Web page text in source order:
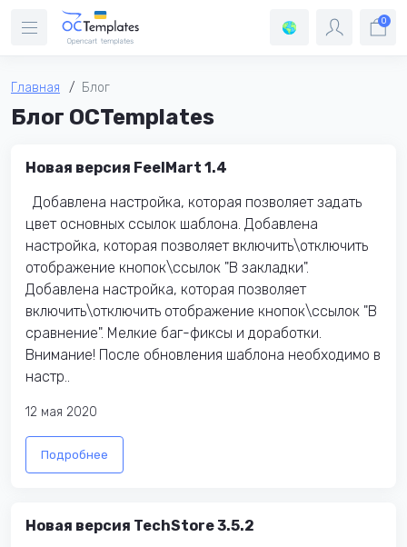
0
Главная Блог
Блог OCTemplates
Новая версия FeelMart 1.4
Добавлена настройка, которая позволяет задать
цвет основных сcылок шаблона. Добавлена
настройка, которая позволяет включить\отключить
отображение кнопок\ссылок "В закладки".
Добавлена настройка, которая позволяет
включить\отключить отображение кнопок\ссылок "В
сравнение". Мелкие баг-фиксы и доработки.
Внимание! После обновления шаблона необходимо в
настр..
12 мая 2020
Подробнее
Новая версия TechStore 3.5.2